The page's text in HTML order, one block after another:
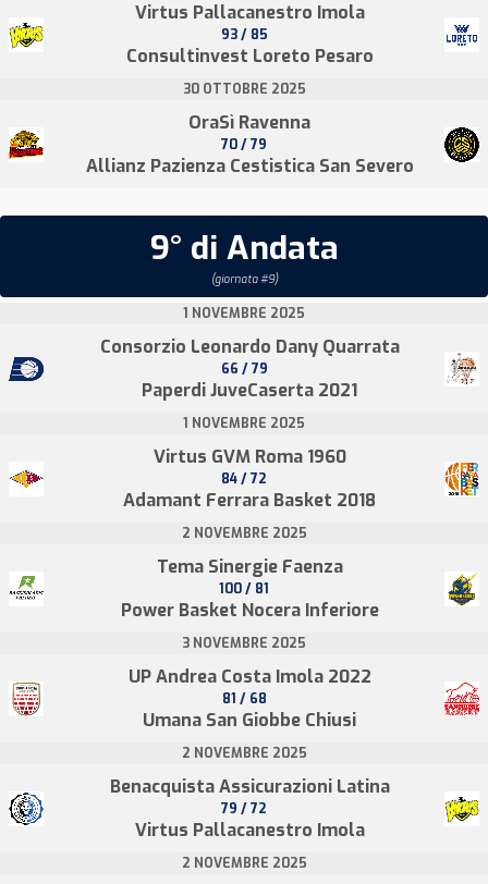
Virtus Pallacanestro Imola
93 / 85
Consultinvest Loreto Pesaro
30 OTTOBRE 2025
OraSì Ravenna
70 / 79
Allianz Pazienza Cestistica San Severo
9° di Andata
(giornata #9)
1 NOVEMBRE 2025
Consorzio Leonardo Dany Quarrata
66 / 79
Paperdi JuveCaserta 2021
1 NOVEMBRE 2025
Virtus GVM Roma 1960
84 / 72
Adamant Ferrara Basket 2018
2 NOVEMBRE 2025
Tema Sinergie Faenza
100 / 81
Power Basket Nocera Inferiore
3 NOVEMBRE 2025
UP Andrea Costa Imola 2022
81 / 68
Umana San Giobbe Chiusi
2 NOVEMBRE 2025
Benacquista Assicurazioni Latina
79 / 72
Virtus Pallacanestro Imola
2 NOVEMBRE 2025